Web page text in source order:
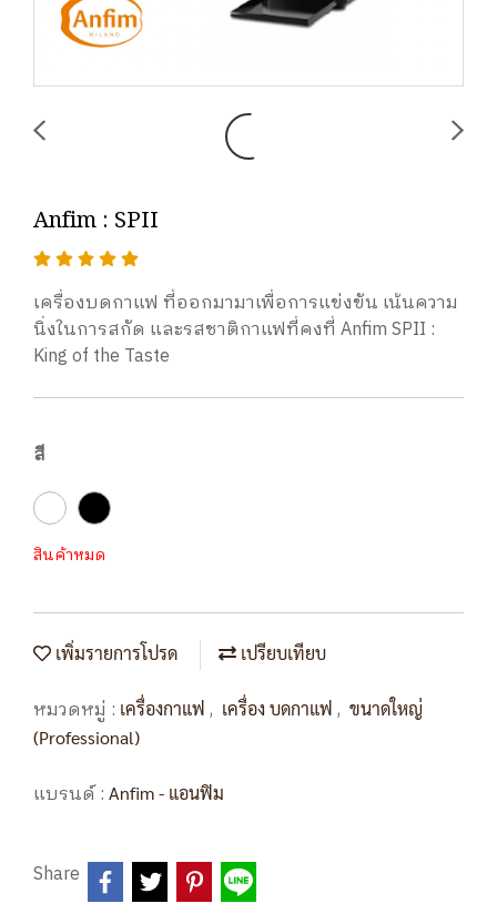
Anfim : SPII
เครื่องบดกาแฟ ที่ออกมามาเพื่อการแข่งขัน เน้นความ
นิ่งในการสกัด และรสชาติกาแฟที่คงที่ Anfim SPII :
King of the Taste
สี
สินค้าหมด
เพิ่มรายการโปรด เปรียบเทียบ
หมวดหมู่ : เครื่องกาแฟ , เครื่อง บดกาแฟ , ขนาดใหญ่
(Professional)
แบรนด์ : Anfim - แอนฟิม
Share